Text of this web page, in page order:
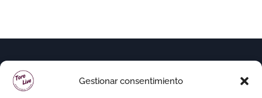
Gestionar consentimiento